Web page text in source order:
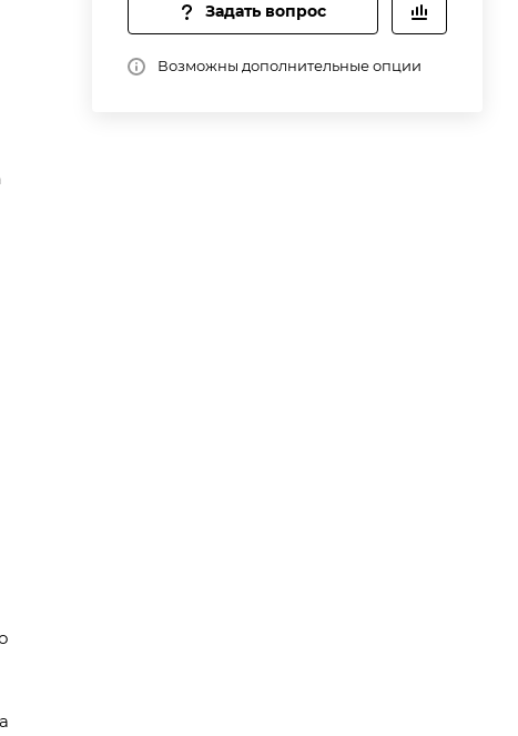
Задать вопрос
Возможны дополнительные опции